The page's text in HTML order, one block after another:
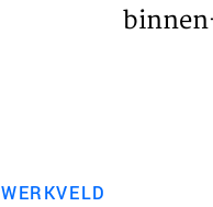
WERKVELD